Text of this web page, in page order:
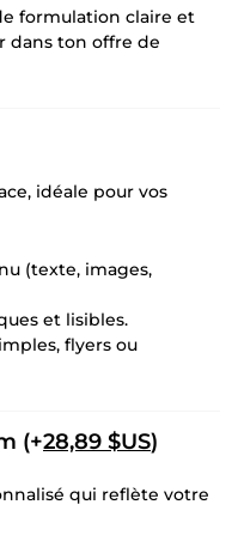
formulation claire et
dans ton offre de
idéale pour vos
(texte, images,
et lisibles.
flyers ou
(+28,89 $US)
qui reflète votre